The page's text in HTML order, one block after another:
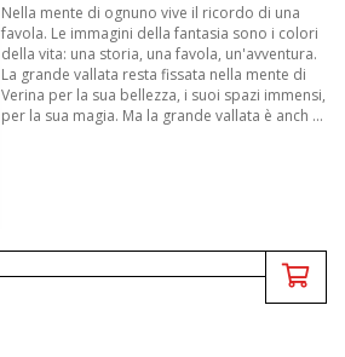
Nella mente di ognuno vive il ricordo di una
favola. Le immagini della fantasia sono i colori
della vita: una storia, una favola, un'avventura.
La grande vallata resta fissata nella mente di
Verina per la sua bellezza, i suoi spazi immensi,
per la sua magia. Ma la grande vallata è anch ...